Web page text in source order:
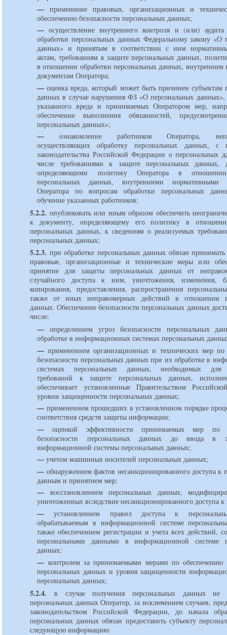
— применение правовых, организационных и
обеспечению безопасности персональных данных;
— осуществление внутреннего контроля и (или) аудита
обработки персональных данных Федеральному закону «О
данных» и принятым в соответствии с ним
актам, требованиям к защите персональных данных,
в отношении обработки персональных данных,
документам Оператора;
— оценка вреда, который может быть причинен субъектам
данных в случае нарушения ФЗ «О персональных данных»,
указанного вреда и принимаемых Оператором мер,
обеспечение выполнения обязанностей,
персональных данных»;
— ознакомление работников Оператора,
осуществляющих обработку персональных данных, с
законодательства Российской Федерации о персональных
числе требованиями к защите персональных данных,
определяющими политику Оператора в
персональных данных, внутренними нормативными
Оператора по вопросам обработки персональных
обучение указанных работников;
5.2.2. опубликовать или иным образом обеспечить
к документу, определяющему его политику в
персональных данных, к сведениям о реализуемых
персональных данных;
5.2.3. при обработке персональных данных обязан
правовые, организационные и технические меры или
принятие для защиты персональных данных от
случайного доступа к ним, уничтожения, изменения,
копирования, предоставления, распространения
также от иных неправомерных действий в отношении
данных. Обеспечение безопасности персональных данных
числе:
— определением угроз безопасности персональных
обработке в информационных системах персональных
— применением организационных и технических мер по
безопасности персональных данных при их обработке в
системах персональных данных, необходимых для
требований к защите персональных данных,
обеспечивает установленные Правительством
уровни защищенности персональных данных;
— применением прошедших в установленном порядке
соответствия средств защиты информации;
— оценкой эффективности принимаемых мер по
безопасности персональных данных до ввода в
информационной системы персональных данных;
— учетом машинных носителей персональных данных;
— обнаружением фактов несанкционированного доступа к
данным и принятием мер;
— восстановлением персональных данных,
уничтоженных вследствие несанкционированного доступа
— установлением правил доступа к
обрабатываемым в информационной системе
также обеспечением регистрации и учета всех действий,
персональными данными в информационной системе
данных;
— контролем за принимаемыми мерами по обеспечению
персональных данных и уровня защищенности
персональных данных;
5.2.4. в случае получения персональных данных не
персональных данных Оператор, за исключением случаев,
законодательством Российской Федерации, до начала
персональных данных обязан предоставить субъекту
следующую информацию: